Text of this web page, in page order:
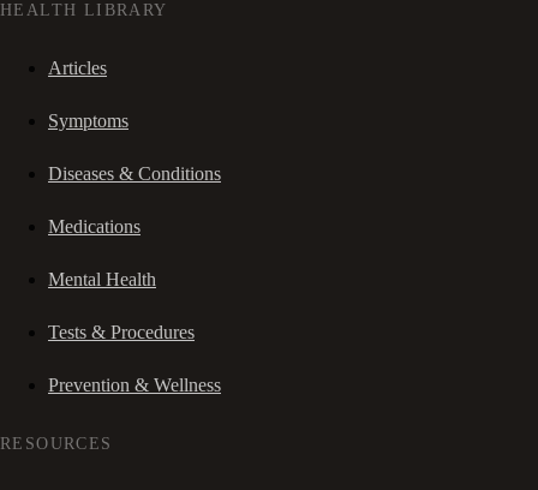
HEALTH LIBRARY
Articles
Symptoms
Diseases & Conditions
Medications
Mental Health
Tests & Procedures
Prevention & Wellness
RESOURCES